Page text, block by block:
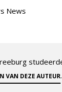
News
VAN DEZE AUTEUR.